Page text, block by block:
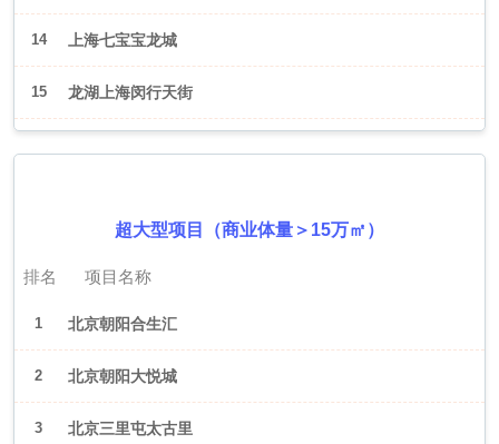
14 上海七宝宝龙城
15 龙湖上海闵行天街
超大型项目（商业体量＞15万㎡）
排名 项目名称
1 北京朝阳合生汇
2 北京朝阳大悦城
3 北京三里屯太古里